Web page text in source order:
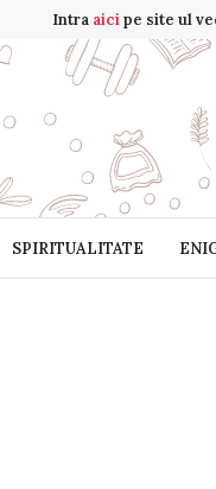
Intra aicipe site ul
SPIRITUALITATE